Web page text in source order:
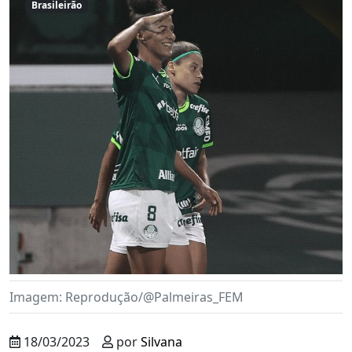
Brasileirão
Imagem: Reprodução/@Palmeiras_FEM
18/03/2023 porSilvana